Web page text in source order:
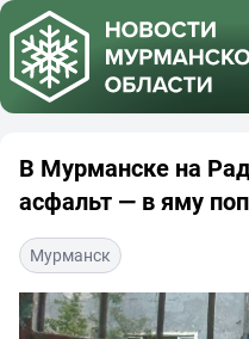
В Мурманске на
асфальт — в яму
Мурманск